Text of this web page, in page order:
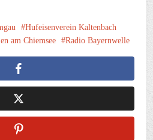
Hufeisenverein Kaltenbach
am Chiemsee Radio Bayernwelle